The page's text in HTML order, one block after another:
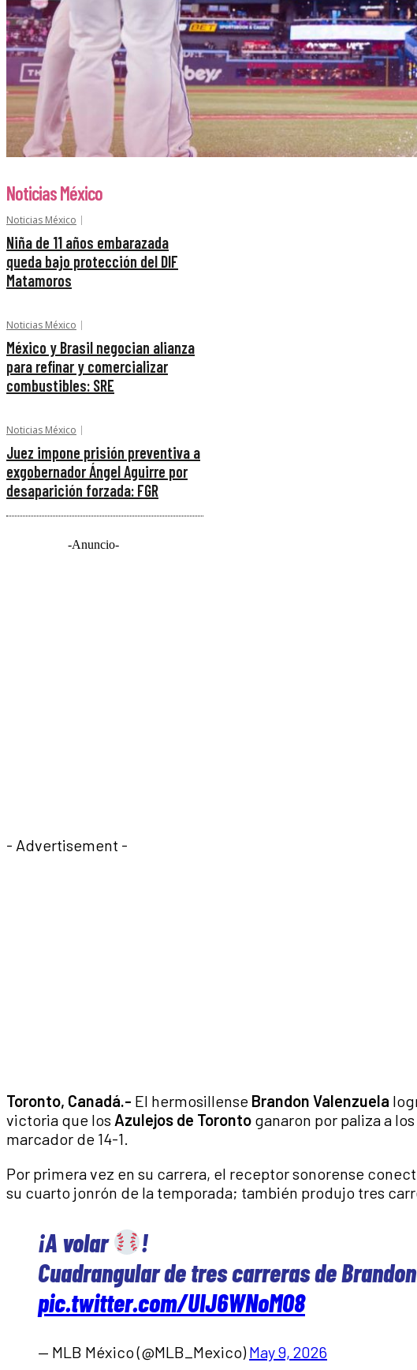
Noticias México
Noticias México
Niña de 11 años embarazada
queda bajo protección del DIF
Matamoros
Noticias México
México y Brasil negocian alianza
para refinar y comercializar
combustibles: SRE
Noticias México
Juez impone prisión preventiva a
exgobernador Ángel Aguirre por
desaparición forzada: FGR
-Anuncio-
- Advertisement -
Toronto, Canadá.- El hermosillense Brandon Valenzuela
victoria que los Azulejos de Toronto ganaron por paliza a los
marcador de 14-1.
Por primera vez en su carrera, el receptor sonorense
su cuarto jonrón de la temporada; también produjo tres
¡A volar
!
Cuadrangular de tres carreras de
pic.twitter.com/UIJ6WNoMO8
— MLB México (@MLB_Mexico)May 9, 2026